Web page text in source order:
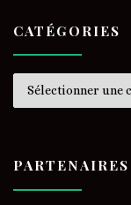
CATÉGORIES
PARTENAIRES